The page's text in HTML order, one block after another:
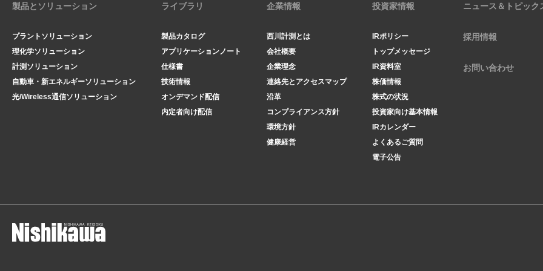
製品とソリューション
プラントソリューション
理化学ソリューション
計測ソリューション
自動車・新エネルギーソリューション
光/Wireless通信ソリューション
ライブラリ
製品カタログ
アプリケーションノート
仕様書
技術情報
オンデマンド配信
内定者向け配信
企業情報
西川計測とは
会社概要
企業理念
連絡先とアクセスマップ
沿革
コンプライアンス方針
環境方針
健康経営
投資家情報
IRポリシー
トップメッセージ
IR資料室
株価情報
株式の状況
投資家向け基本情報
IRカレンダー
よくあるご質問
電子公告
ニュース＆トピック
採用情報
お問い合わせ